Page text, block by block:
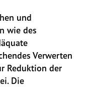
und
wie des
Verwerten
Reduktion der
Die